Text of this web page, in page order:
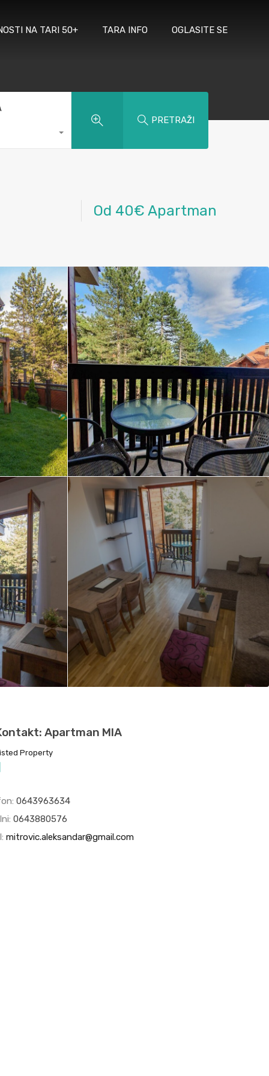
NA TARI 50+ TARA INFO OGLASITE SE
PRETRAŽI
Od 40€ Apartman
Apartman MIA
Property
0643963634
0643880576
mitrovic.aleksandar@gmail.com